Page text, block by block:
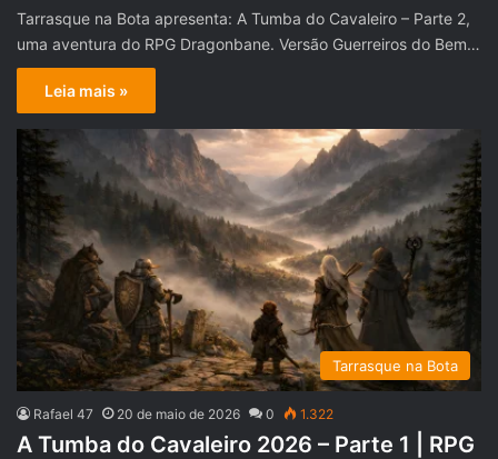
Tarrasque na Bota apresenta: A Tumba do Cavaleiro – Parte 2,
uma aventura do RPG Dragonbane. Versão Guerreiros do Bem…
Leia mais »
Tarrasque na Bota
Rafael 47 20 de maio de 2026 0 1.322
A Tumba do Cavaleiro 2026 – Parte 1 | RPG